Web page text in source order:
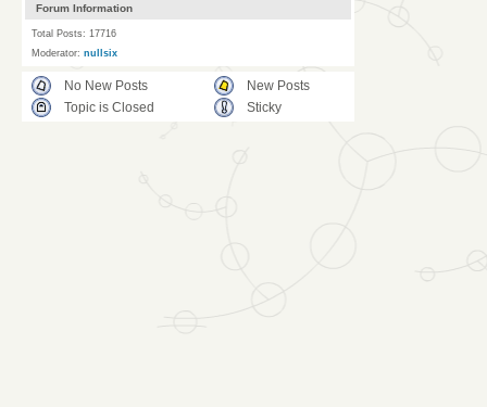
Forum Information
Total Posts: 17716
Moderator: nullsix
No New Posts
New Posts
Topic is Closed
Sticky